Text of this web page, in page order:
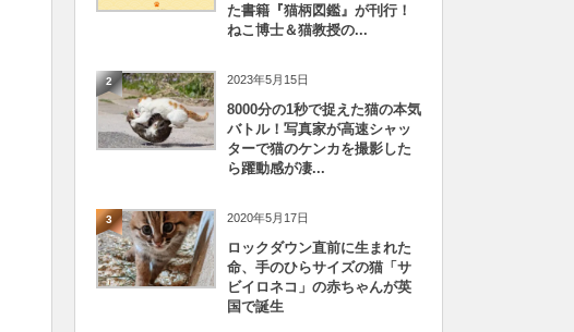
た書籍『猫柄図鑑』が刊行！
ねこ博士＆猫教授の...
2 2023年5月15日
8000分の1秒で捉えた猫の本気
バトル！写真家が高速シャッ
ターで猫のケンカを撮影した
ら躍動感が凄...
3 2020年5月17日
ロックダウン直前に生まれた
命、手のひらサイズの猫「サ
ビイロネコ」の赤ちゃんが英
国で誕生